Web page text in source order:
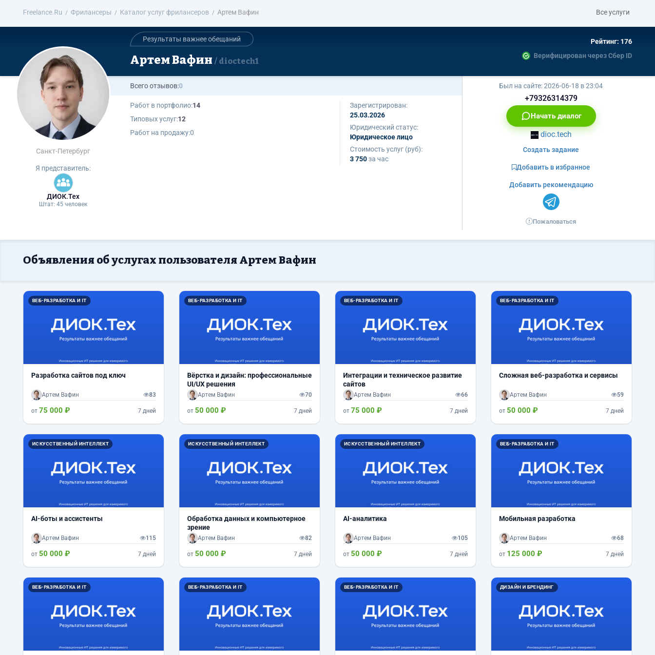
Все услуги
Freelance.Ru Фрилансеры Каталог услуг фрилансеров Артем Вафин
Санкт-Петербург
Я представитель:
ДИОК.Тех
Штат: 45 человек
Результаты важнее обещаний
Артем Вафин dioctech1
Рейтинг: 176
Верифицирован через Сбер ID
Всего отзывов:0
Работ в портфолио:14
Типовых услуг:12
Работ на продажу:0
Зарегистрирован:
25.03.2026
Юридический статус:
Юридическое лицо
Стоимость услуг (руб):
3 750за час
Был на сайте:2026-06-18 в 23:04
+79326314379
Начать диалог
dioc.tech
Создать задание
Добавить в избранное
Добавить рекомендацию
Пожаловаться
Объявления об услугах пользователя Артем Вафин
ВЕБ-РАЗРАБОТКА И IT
Разработка сайтов под ключ
Артем Вафин 83
от 75 000 ₽ 7 дней
ВЕБ-РАЗРАБОТКА И IT
Вёрстка и дизайн: профессиональные
UI/UX решения
Артем Вафин 70
от 50 000 ₽ 7 дней
ВЕБ-РАЗРАБОТКА И IT
Интеграции и техническое развитие
сайтов
Артем Вафин 66
от 75 000 ₽ 7 дней
ВЕБ-РАЗРАБОТКА И IT
Сложная веб-разработка и сервисы
Артем Вафин 59
от 50 000 ₽ 7 дней
ИСКУССТВЕННЫЙ ИНТЕЛЛЕКТ
AI-боты и ассистенты
Артем Вафин 115
от 50 000 ₽ 7 дней
ИСКУССТВЕННЫЙ ИНТЕЛЛЕКТ
Обработка данных и компьютерное
зрение
Артем Вафин 82
от 50 000 ₽ 7 дней
ИСКУССТВЕННЫЙ ИНТЕЛЛЕКТ
AI-аналитика
Артем Вафин 105
от 50 000 ₽ 7 дней
ВЕБ-РАЗРАБОТКА И IT
Мобильная разработка
Артем Вафин 68
от 125 000 ₽ 7 дней
ВЕБ-РАЗРАБОТКА И IT ВЕБ-РАЗРАБОТКА И IT ВЕБ-РАЗРАБОТКА И IT ДИЗАЙН И БРЕНДИНГ